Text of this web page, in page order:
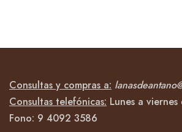
Consultas y compras a:
Consultas telefónicas: Lunes a
Fono: 9 4092 3586